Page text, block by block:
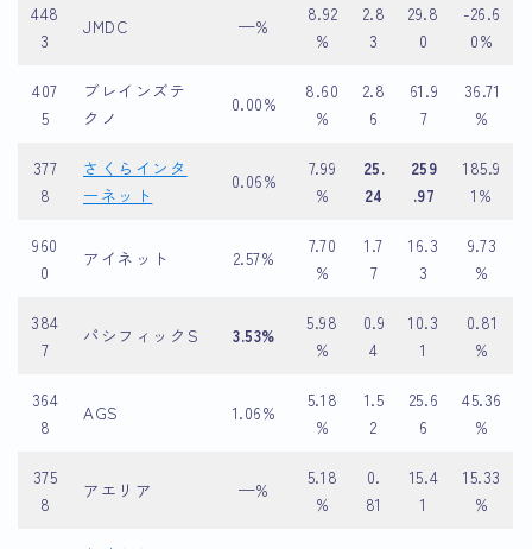
448
3
JMDC —%
8.92
%
2.8
3
29.8
0
-26.6
0%
407
5
ブレインズテ
クノ
0.00%
8.60
%
2.8
6
61.9
7
36.71
%
377
8
さくらインタ
ーネット
0.06%
7.99
%
25.
24
259
.97
185.9
1%
960
0
アイネット 2.57%
7.70
%
1.7
7
16.3
3
9.73
%
384
7
パシフィックS 3.53%
5.98
%
0.9
4
10.3
1
0.81
%
364
8
AGS 1.06%
5.18
%
1.5
2
25.6
6
45.36
%
375
8
アエリア —%
5.18
%
0.
81
15.4
1
15.33
%